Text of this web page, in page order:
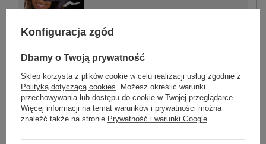
ciemny szary
Konfiguracja zgód
Dbamy o Twoją prywatność
Sklep korzysta z plików cookie w celu realizacji usług zgodnie z
Polityką dotyczącą cookies. Możesz określić warunki
przechowywania lub dostępu do cookie w Twojej przeglądarce.
Więcej informacji na temat warunków i prywatności można
znaleźć także na stronie Prywatność i warunki Google.